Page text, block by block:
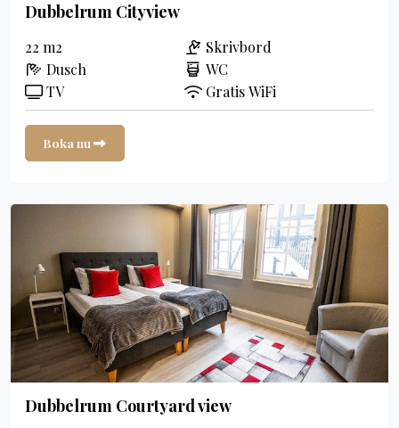
Dubbelrum Cityview
22 m2
Skrivbord
Dusch
WC
TV
Gratis WiFi
Boka nu
Dubbelrum Courtyard view